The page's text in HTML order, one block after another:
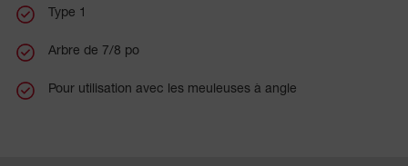
Type 1
Arbre de 7/8 po
Pour utilisation avec les meuleuses à angle